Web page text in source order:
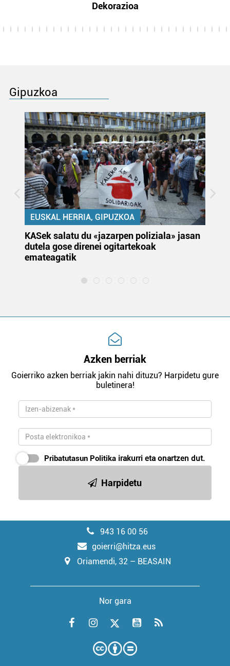
Dekorazioa
Gipuzkoa
EUSKAL HERRIA, GIPUZKOA
KASek salatu du «jazarpen poliziala» jasan
dutela gose direnei ogitartekoak
emateagatik
Azken berriak
Goierriko azken berriak jakin nahi dituzu? Harpidetu gure
buletinera!
Pribatutasun Politika irakurri eta onartzen dut.
Harpidetu
943 16 00 56
goierri@hitza.eus
Oriamendi, 32 – BEASAIN
Nor gara